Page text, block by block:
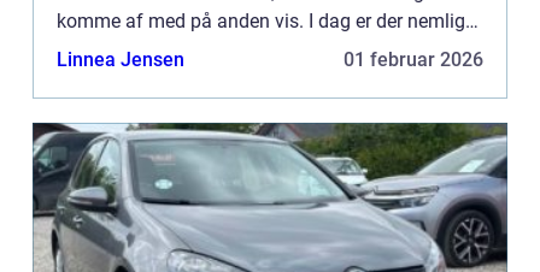
komme af med på anden vis. I dag er der nemlig
et større fokus på, hvordan vi ...
Linnea Jensen 01 februar 2026